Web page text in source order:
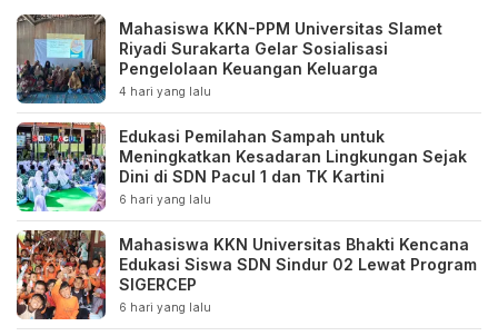
Mahasiswa KKN-PPM Universitas Slamet
Riyadi Surakarta Gelar Sosialisasi
Pengelolaan Keuangan Keluarga
4 hari yang lalu
Edukasi Pemilahan Sampah untuk
Meningkatkan Kesadaran Lingkungan Sejak
Dini di SDN Pacul 1 dan TK Kartini
6 hari yang lalu
Mahasiswa KKN Universitas Bhakti Kencana
Edukasi Siswa SDN Sindur 02 Lewat Program
SIGERCEP
6 hari yang lalu